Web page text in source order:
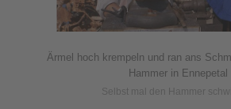
Ärmel hoch krempeln und ran ans
Hammer in Ennepetal
Selbst mal den Hammer